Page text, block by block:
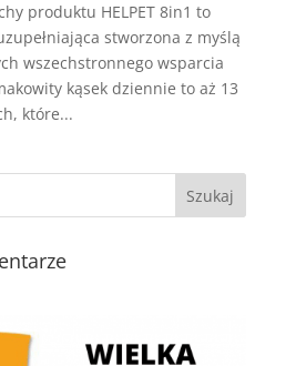
produktu HELPET 8in1 to
stworzona z myślą
wszechstronnego wsparcia
kąsek dziennie to aż 13
które...